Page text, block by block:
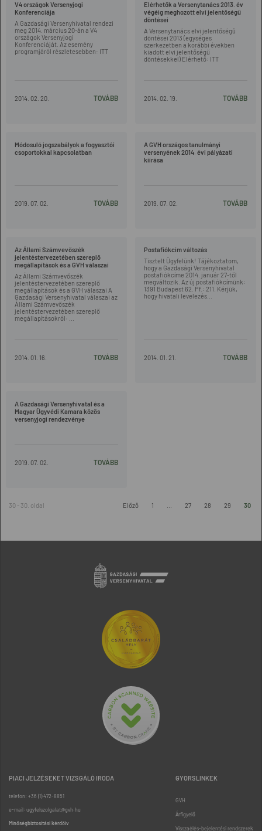
V4 országok Versenyjogi
Konferenciája
A Gazdasági Versenyhivatal rendezi
meg 2014. március 20-án a V4
országok Versenyjogi
Konferenciáját. Az esemény
programjáról részletesebben: ITT
2014. 02. 20. TOVÁBB
Elérhetők a Versenytanács 2013. év
végéig meghozott elvi jelentőségű
döntései
A Versenytanács elvi jelentőségű
döntései 2013 (egységes
szerkezetben a korábbi években
kiadott elvi jelentőségű
döntésekkel) Elérhető: ITT
2014. 02. 19. TOVÁBB
Módosuló jogszabályok a fogyasztói
csoportokkal kapcsolatban
2019. 07. 02. TOVÁBB
A GVH országos tanulmányi
versenyének 2014. évi pályázati
kiírása
2019. 07. 02. TOVÁBB
Az Állami Számvevőszék
jelentéstervezetében szereplő
megállapítások és a GVH válaszai
Az Állami Számvevőszék
jelentéstervezetében szereplő
megállapítások és a GVH válaszai A
Gazdasági Versenyhivatal válaszai az
Állami Számvevőszék
jelentéstervezetében szereplő
megállapításokról: ...
2014. 01. 16. TOVÁBB
Postafiókcím változás
Tisztelt Ügyfelünk! Tájékoztatom,
hogy a Gazdasági Versenyhivatal
postafiókcíme 2014. január 27-től
megváltozik. Az új postafiókcímünk:
1391 Budapest 62. Pf.: 211. Kérjük,
hogy hivatali levelezés...
2014. 01. 21. TOVÁBB
A Gazdasági Versenyhivatal és a
Magyar Ügyvédi Kamara közös
versenyjogi rendezvénye
2019. 07. 02. TOVÁBB
30 - 30. oldal Előző 1 27 28 29 30
PIACI JELZÉSEKET VIZSGÁLÓ IRODA
telefon: +36 (1) 472-8851
e-mail: ugyfelszolgalat@gvh.hu
Minőségbiztosítási kérdőív
GYORSLINKEK
GVH
Árfigyelő
Visszaélés-bejelentési rendszerek